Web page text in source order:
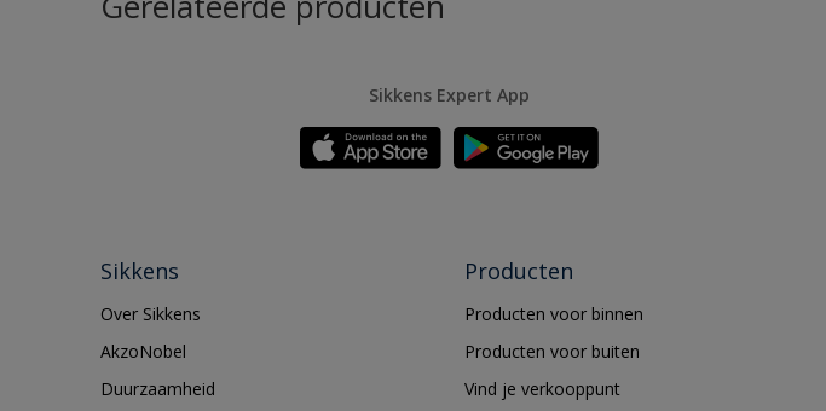
Sikkens Expert App
Sikkens
Over Sikkens
AkzoNobel
Duurzaamheid
Producten
Producten voor binnen
Producten voor buiten
Vind je verkooppunt